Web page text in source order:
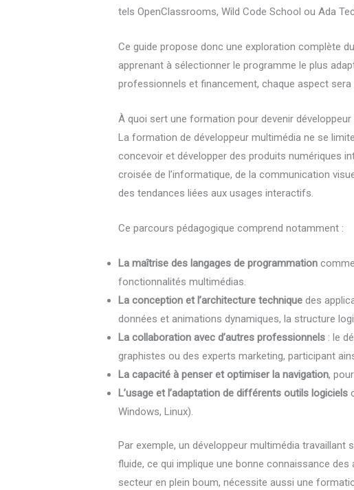
tels OpenClassrooms, Wild Code School ou Ada
Ce guide propose donc une exploration complète
apprenant à sélectionner le programme le plus
professionnels et financement, chaque aspect
À quoi sert une formation pour devenir
La formation de développeur multimédia ne se
concevoir et développer des produits numériques
croisée de l’informatique, de la communication
des tendances liées aux usages interactifs.
Ce parcours pédagogique comprend notamment :
La maîtrise des langages de programmation
fonctionnalités multimédias.
La conception et l’architecture technique des
données et animations dynamiques, la structure
La collaboration avec d’autres professionnels : le
graphistes ou des experts marketing, participant
La capacité à penser et optimiser la navigation,
L’usage et l’adaptation de différents outils logiciels
Windows, Linux).
Par exemple, un développeur multimédia
fluide, ce qui implique une bonne connaissance
secteur en plein boum, nécessite aussi une